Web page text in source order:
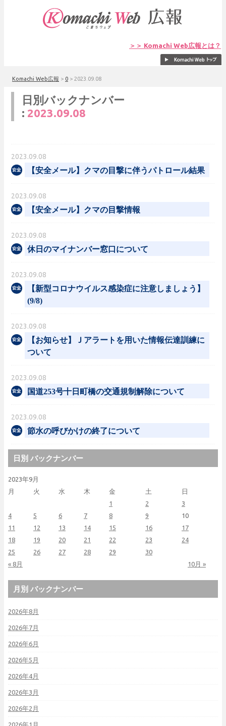
＞＞ Komachi Web広報とは？
Komachi Web広報 > 0 > 2023.09.08
日別バックナンバー
: 2023.09.08
2023.09.08
【安全メール】クマの目撃に伴うパトロール結果
2023.09.08
【安全メール】クマの目撃情報
2023.09.08
休日のマイナンバー窓口について
2023.09.08
【新型コロナウイルス感染症に注意しましょう】
(9/8)
2023.09.08
【お知らせ】Ｊアラートを用いた情報伝達訓練に
ついて
2023.09.08
国道253号十日町橋の交通規制解除について
2023.09.08
節水の呼びかけの終了について
日別 バックナンバー
2023年9月
月
火 水 木 金 土 日
« 8月 10月 »
1 2
3
4
5 6 7 8 9
10
11
12 13 14 15 16
17
18
19 20 21 22 23
24
25
26 27 28 29 30
月別 バックナンバー
2026年8月
2026年7月
2026年6月
2026年5月
2026年4月
2026年3月
2026年2月
2026年1月